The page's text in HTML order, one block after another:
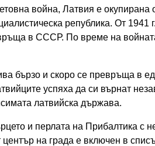
война, Латвия е
република. От 1941
в СССР. По време на
бързо и скоро се превръща в
успяха да си върнат
латвийска държава.
и перлата на Прибалтика с
център на града е включен в